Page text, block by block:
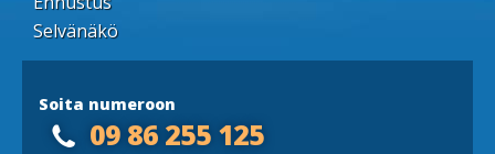
Selvänäkö
Soita numeroon
09 86 255 125